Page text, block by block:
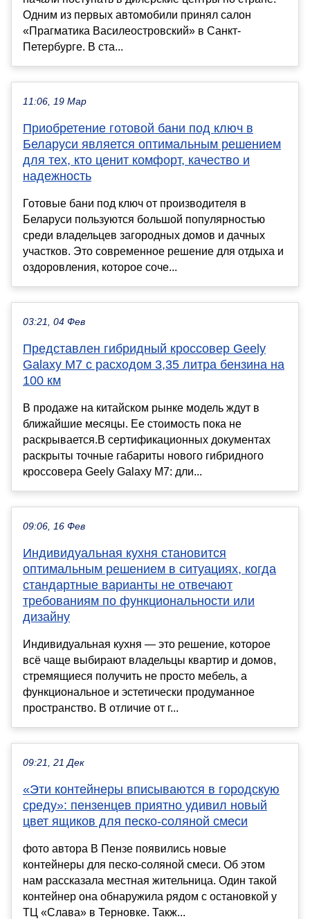
Одним из первых автомобили принял салон
«Прагматика Василеостровский» в Санкт-
Петербурге. В ста...
11:06, 19 Мар
Приобретение готовой бани под ключ в
Беларуси является оптимальным решением
для тех, кто ценит комфорт, качество и
надежность
Готовые бани под ключ от производителя в
Беларуси пользуются большой популярностью
среди владельцев загородных домов и дачных
участков. Это современное решение для отдыха и
оздоровления, которое соче...
03:21, 04 Фев
Представлен гибридный кроссовер Geely
Galaxy M7 с расходом 3,35 литра бензина на
100 км
В продаже на китайском рынке модель ждут в
ближайшие месяцы. Ее стоимость пока не
раскрывается.В сертификационных документах
раскрыты точные габариты нового гибридного
кроссовера Geely Galaxy M7: дли...
09:06, 16 Фев
Индивидуальная кухня становится
оптимальным решением в ситуациях, когда
стандартные варианты не отвечают
требованиям по функциональности или
дизайну
Индивидуальная кухня — это решение, которое
всё чаще выбирают владельцы квартир и домов,
стремящиеся получить не просто мебель, а
функциональное и эстетически продуманное
пространство. В отличие от г...
09:21, 21 Дек
«Эти контейнеры вписываются в городскую
среду»: пензенцев приятно удивил новый
цвет ящиков для песко-соляной смеси
фото автора В Пензе появились новые
контейнеры для песко-соляной смеси. Об этом
нам рассказала местная жительница. Один такой
контейнер она обнаружила рядом с остановкой у
ТЦ «Слава» в Терновке. Такж...